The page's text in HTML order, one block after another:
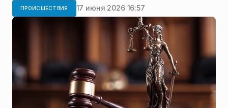
ПРОИСШЕСТВИЯ 17 июня 2026 16:57